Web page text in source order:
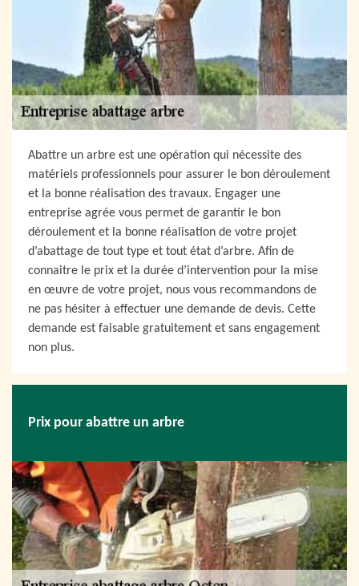
Abattre un arbre est une opération qui nécessite des
matériels professionnels pour assurer le bon déroulement
et la bonne réalisation des travaux. Engager une
entreprise agrée vous permet de garantir le bon
déroulement et la bonne réalisation de votre projet
d’abattage de tout type et tout état d’arbre. Afin de
connaitre le prix et la durée d’intervention pour la mise
en œuvre de votre projet, nous vous recommandons de
ne pas hésiter à effectuer une demande de devis. Cette
demande est faisable gratuitement et sans engagement
non plus.
Prix pour abattre un arbre